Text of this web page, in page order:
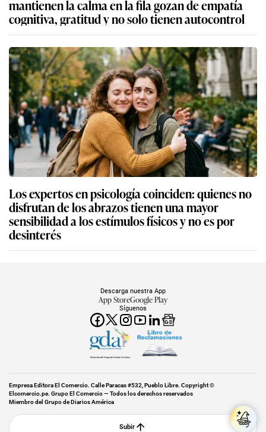
mantienen la calma en la fila gozan de empatía
cognitiva, gratitud y no solo tienen autocontrol
Los expertos en psicología coinciden: quienes no
disfrutan de los abrazos tienen una mayor
sensibilidad a los estímulos físicos y no es por
desinterés
Síguenos
Descarga nuestra App
App StoreGoogle Play
Miembro del Grupo de Diarios América
Empresa Editora El Comercio. Calle Paracas #532, Pueblo Libre. Copyright ©
Elcomercio.pe. Grupo El Comercio — Todos los derechos reservados
Miembro del Grupo de Diarios América
Subir